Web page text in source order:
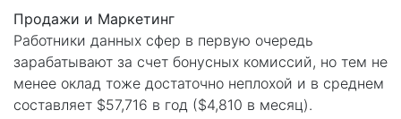
Продажи и Маркетинг
Работники данных сфер в первую очередь
зарабатывают за счет бонусных комиссий, но тем не
менее оклад тоже достаточно неплохой и в среднем
составляет $57,716 в год ($4,810 в месяц).